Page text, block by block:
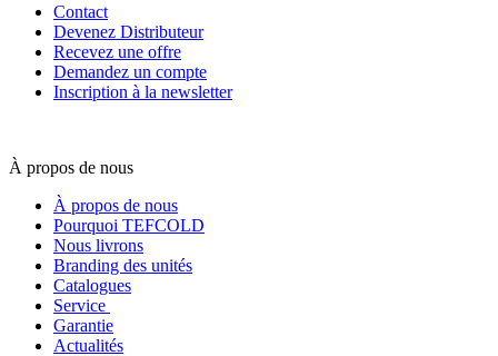
Contact
Devenez Distributeur
Recevez une offre
Demandez un compte
Inscription à la newsletter
À propos de nous
À propos de nous
Pourquoi TEFCOLD
Nous livrons
Branding des unités
Catalogues
Service
Garantie
Actualités